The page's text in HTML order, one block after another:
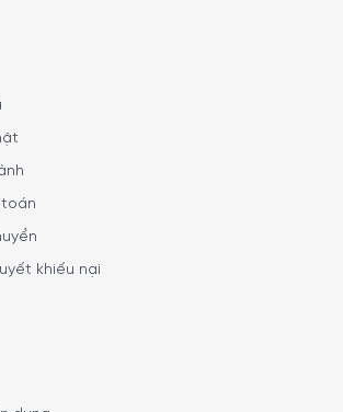
cao cấp
khiếu nại